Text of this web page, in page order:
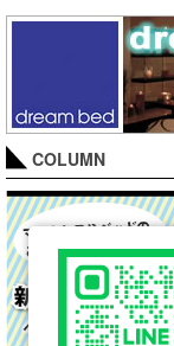
COLUMN